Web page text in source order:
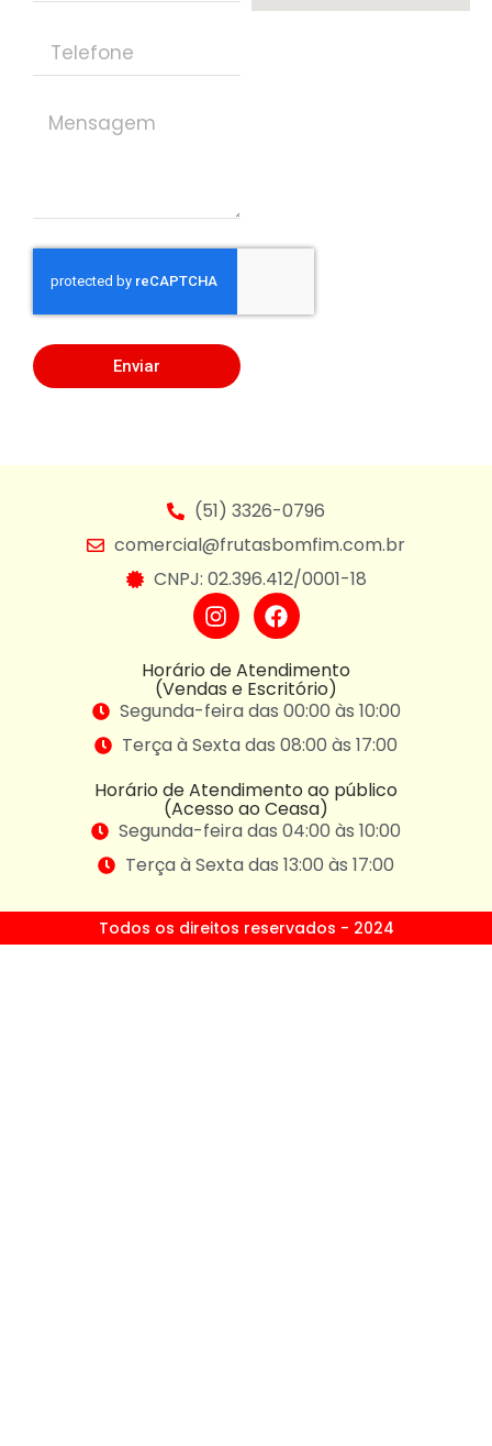
Enviar
(51) 3326-0796
comercial@frutasbomfim.com.br
CNPJ: 02.396.412/0001-18
Horário de Atendimento
(Vendas e Escritório)
Segunda-feira das 00:00 às 10:00
Terça à Sexta das 08:00 às 17:00
Horário de Atendimento ao público
(Acesso ao Ceasa)
Segunda-feira das 04:00 às 10:00
Terça à Sexta das 13:00 às 17:00
Todos os direitos reservados - 2024